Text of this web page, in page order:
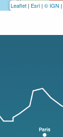
Leaflet | Esri | © IGN |